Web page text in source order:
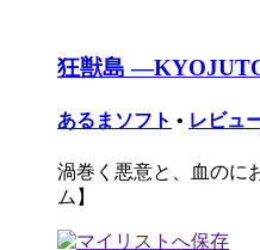
狂獣島
あるまソフト • レビュ
渦巻く悪意と、血の
ム】